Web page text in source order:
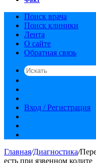
Поиск врача
Поиск клиники
Лента
О сайте
Обратная связь
статья
Вход / Регистрация
Главная/Диагностика/
есть при язвенном колите